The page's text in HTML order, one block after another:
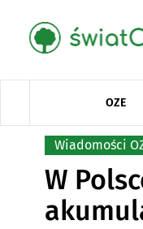
OZE
Wiadomości
W